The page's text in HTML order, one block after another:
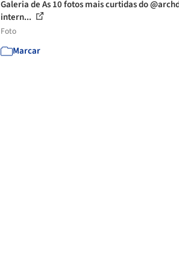
Galeria de As 10 fotos mais curtidas do
intern...
Foto
Marcar